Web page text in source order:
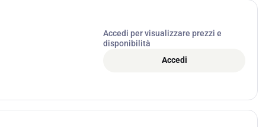
Accedi per visualizzare prezzi e
disponibilità
Accedi